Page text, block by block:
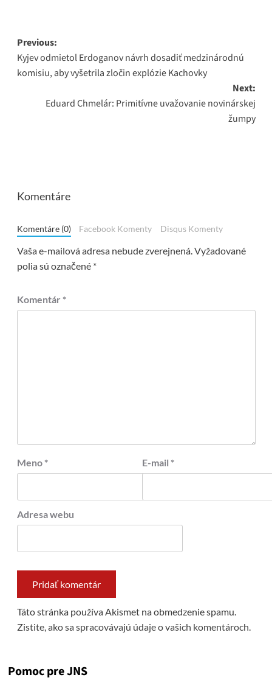
Post
navigation
Previous:
Kyjev odmietol Erdoganov návrh dosadiť medzinárodnú
komisiu, aby vyšetrila zločin explózie Kachovky
Next:
Eduard Chmelár: Primitívne uvažovanie novinárskej
žumpy
Komentáre
Komentáre (0) Facebook Komenty Disqus Komenty
Vaša e-mailová adresa nebude zverejnená.Vyžadované
polia sú označené *
Komentár *
Meno * E-mail *
Adresa webu
Táto stránka používa Akismet na obmedzenie spamu.
Zistite, ako sa spracovávajú údaje o vašich komentároch.
Pomoc pre JNS